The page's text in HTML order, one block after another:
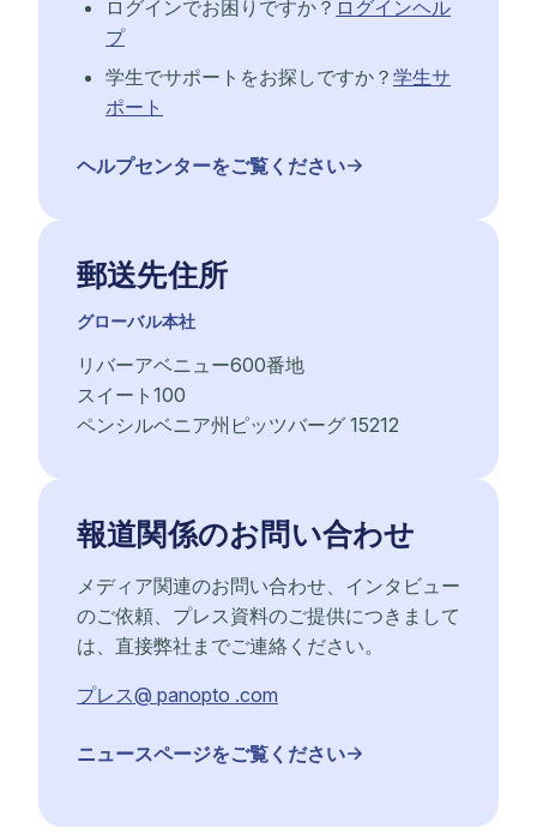
ログインでお困りですか？ ログインヘル
プ
学生でサポートをお探しですか？ 学生サ
ポート
ヘルプセンターをご覧ください
郵送先住所
グローバル本社
リバーアベニュー600番地
スイート100
ペンシルベニア州ピッツバーグ 15212
報道関係のお問い合わせ
メディア関連のお問い合わせ、インタビュー
のご依頼、プレス資料のご提供につきまして
は、直接弊社までご連絡ください。
プレス@ panopto .com
ニュースページをご覧ください